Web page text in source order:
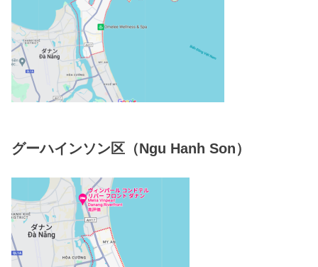
グーハインソン区（Ngu Hanh Son）